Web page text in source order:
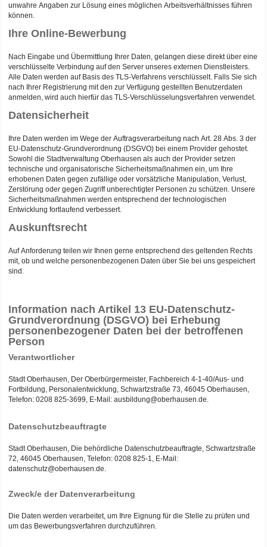
unwahre Angaben zur Lösung eines möglichen Arbeitsverhältnisses führen
können.
Ihre Online-Bewerbung
Nach Eingabe und Übermittlung Ihrer Daten, gelangen diese direkt über eine
verschlüsselte Verbindung auf den Server unseres externen Dienstleisters.
Alle Daten werden auf Basis des TLS-Verfahrens verschlüsselt. Falls Sie sich
nach Ihrer Registrierung mit den zur Verfügung gestellten Benutzerdaten
anmelden, wird auch hierfür das TLS-Verschlüsselungsverfahren verwendet.
Datensicherheit
Ihre Daten werden im Wege der Auftragsverarbeitung nach Art. 28 Abs. 3 der
EU-Datenschutz-Grundverordnung (DSGVO) bei einem Provider gehostet.
Sowohl die Stadtverwaltung Oberhausen als auch der Provider setzen
technische und organisatorische Sicherheitsmaßnahmen ein, um Ihre
erhobenen Daten gegen zufällige oder vorsätzliche Manipulation, Verlust,
Zerstörung oder gegen Zugriff unberechtigter Personen zu schützen. Unsere
Sicherheitsmaßnahmen werden entsprechend der technologischen
Entwicklung fortlaufend verbessert.
Auskunftsrecht
Auf Anforderung teilen wir Ihnen gerne entsprechend des geltenden Rechts
mit, ob und welche personenbezogenen Daten über Sie bei uns gespeichert
sind.
Information nach Artikel 13 EU-Datenschutz-
Grundverordnung (DSGVO) bei Erhebung
personenbezogener Daten bei der betroffenen
Person
Verantwortlicher
Stadt Oberhausen, Der Oberbürgermeister, Fachbereich 4-1-40/Aus- und
Fortbildung, Personalentwicklung, Schwartzstraße 73, 46045 Oberhausen,
Telefon: 0208 825-3699, E-Mail: ausbildung@oberhausen.de.
Datenschutzbeauftragte
Stadt Oberhausen, Die behördliche Datenschutzbeauftragte, Schwartzstraße
72, 46045 Oberhausen, Telefon: 0208 825-1, E-Mail:
datenschutz@oberhausen.de.
Zweck/e der Datenverarbeitung
Die Daten werden verarbeitet, um Ihre Eignung für die Stelle zu prüfen und
um das Bewerbungsverfahren durchzuführen.